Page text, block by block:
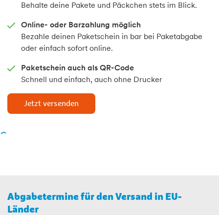
Behalte deine Pakete und Päckchen stets im Blick.
Online- oder Barzahlung möglich
Bezahle deinen Paketschein in bar bei Paketabgabe
oder einfach sofort online.
Paketschein auch als QR-Code
Schnell und einfach, auch ohne Drucker
Jetzt versenden
Abgabetermine für den Versand in EU-
Länder